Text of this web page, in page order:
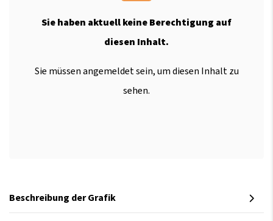
Sie haben aktuell keine Berechtigung auf
diesen Inhalt.
Sie müssen angemeldet sein, um diesen Inhalt zu
sehen.
Beschreibung der Grafik